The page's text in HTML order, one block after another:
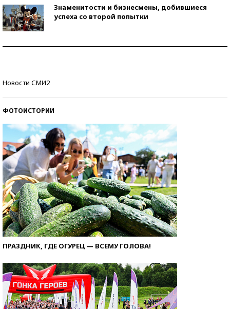
Знаменитости и бизнесмены, добившиеся
успеха со второй попытки
Новости СМИ2
ФОТОИСТОРИИ
ПРАЗДНИК, ГДЕ ОГУРЕЦ — ВСЕМУ ГОЛОВА!